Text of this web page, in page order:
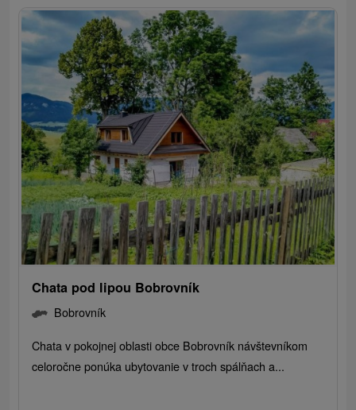
Chata pod lipou Bobrovník
Bobrovník
Chata v pokojnej oblasti obce Bobrovník návštevníkom
celoročne ponúka ubytovanie v troch spálňach a...